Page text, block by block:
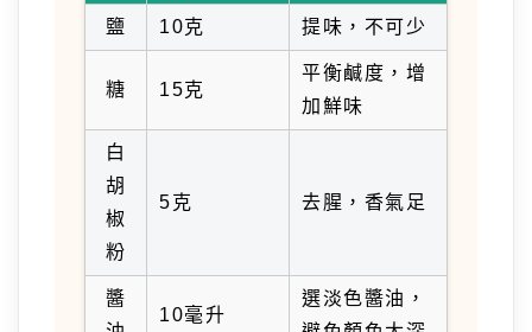
鹽 10克 提味，不可少
糖 15克
平衡鹹度，增
加鮮味
白
胡
椒
粉
5克 去腥，香氣足
醬
10毫升
選淡色醬油，